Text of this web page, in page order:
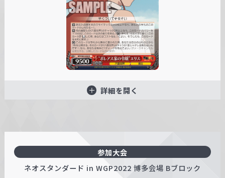
詳細を開く
参加大会
ネオスタンダード in WGP2022 博多会場 Bブロック